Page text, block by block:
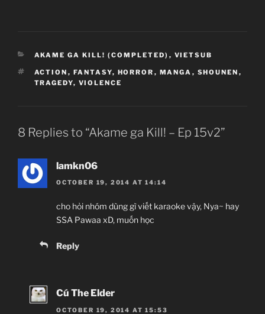
CATEGORIES
AKAME GA KILL! (COMPLETED) , VIETSUB
TAGS
ACTION , FANTASY, HORROR , MANGA , SHOUNEN ,
TRAGEDY, VIOLENCE
8 Replies to “Akame ga Kill! – Ep 15v2”
lamkn06
OCTOBER 19, 2014 AT 14:14
cho hỏi nhóm dùng gì viết karaoke vậy, Nya~ hay
SSA Pawaa xD, muốn học
Reply
Cú The Elder
OCTOBER 19, 2014 AT 15:53